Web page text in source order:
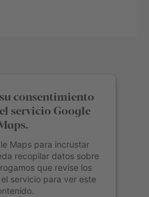
consentimiento
servicio Google
Maps para incrustar
recopilar datos sobre
que revise los
servicio para ver este